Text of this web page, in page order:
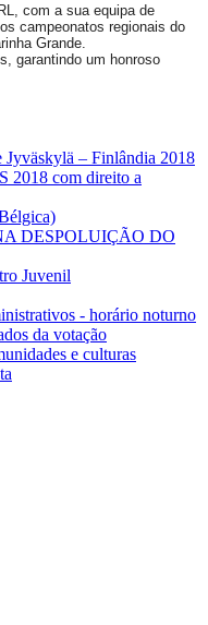
com a sua equipa de
campeonatos regionais do
Grande.
garantindo um honroso
Jyväskylä – Finlândia 2018
2018 com direito a
DESPOLUIÇÃO DO
Juvenil
- horário noturno
da votação
e culturas